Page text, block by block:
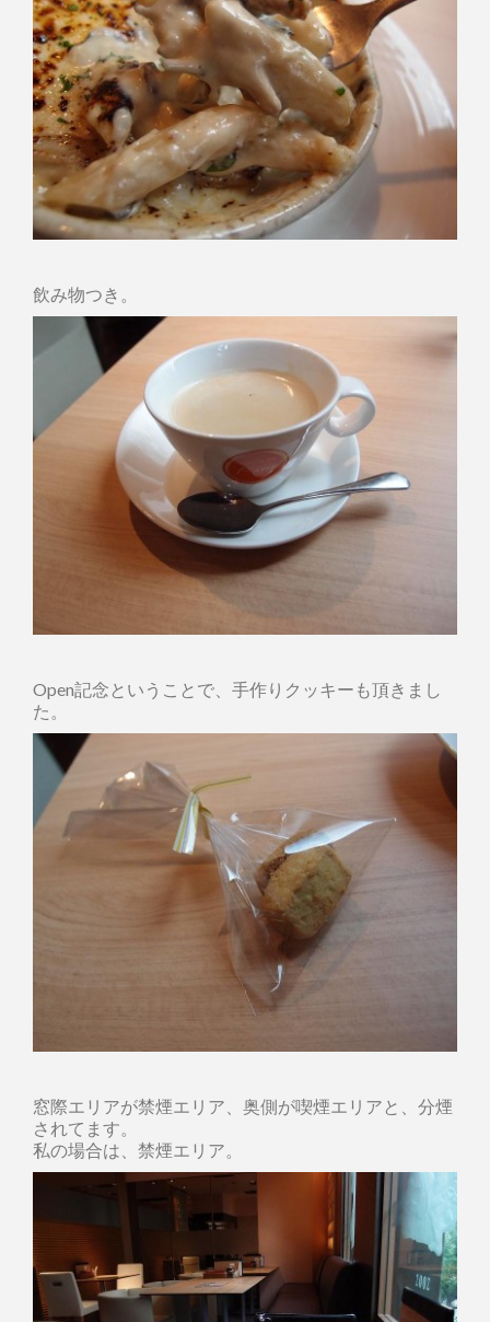
飲み物つき。
Open記念ということで、手作りクッキーも頂きまし
た。
窓際エリアが禁煙エリア、奥側が喫煙エリアと、分煙
されてます。
私の場合は、禁煙エリア。